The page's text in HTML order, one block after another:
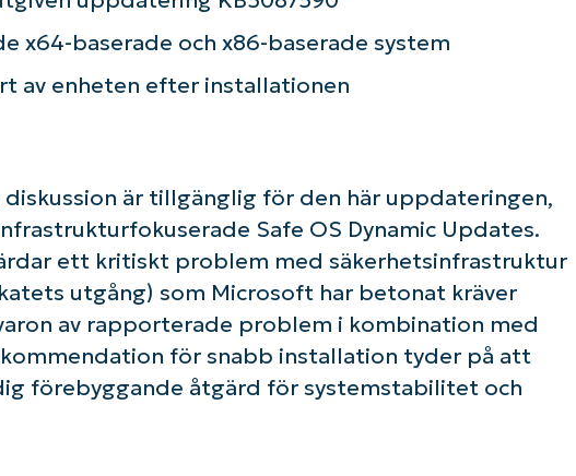
x64-baserade och x86-baserade system
av enheten efter installationen
är tillgänglig för den här uppdateringen,
Safe OS Dynamic Updates.
ett kritiskt problem med säkerhetsinfrastruktur
utgång) som Microsoft har betonat kräver
av rapporterade problem i kombination med
för snabb installation tyder på att
förebyggande åtgärd för systemstabilitet och
Phone
Company
name*